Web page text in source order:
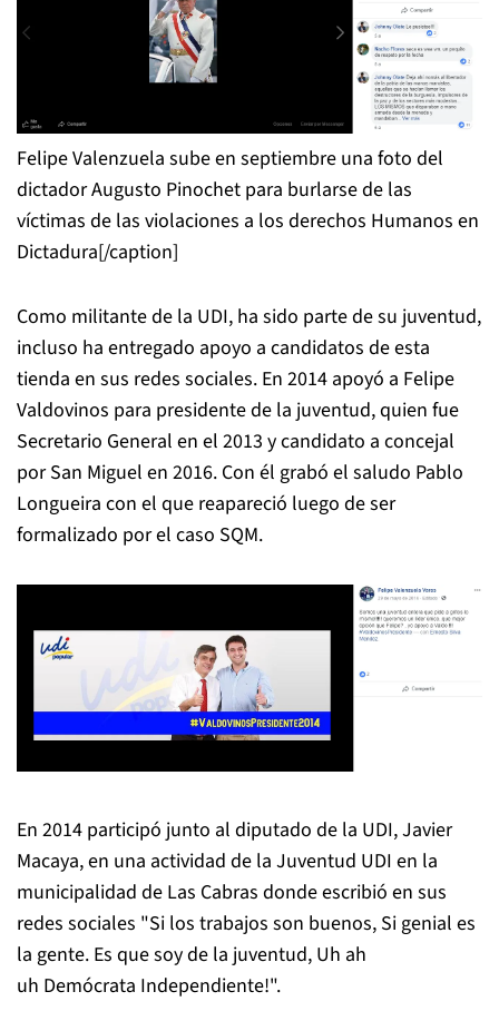
Felipe Valenzuela sube en septiembre una foto del
dictador Augusto Pinochet para burlarse de las
víctimas de las violaciones a los derechos Humanos en
Dictadura[/caption]
Como militante de la UDI, ha sido parte de su juventud,
incluso ha entregado apoyo a candidatos de esta
tienda en sus redes sociales. En 2014 apoyó a Felipe
Valdovinos para presidente de la juventud, quien fue
Secretario General en el 2013 y candidato a concejal
por San Miguel en 2016. Con él grabó el saludo Pablo
Longueira con el que reapareció luego de ser
formalizado por el caso SQM.
En 2014 participó junto al diputado de la UDI, Javier
Macaya, en una actividad de la Juventud UDI en la
municipalidad de Las Cabras donde escribió en sus
redes sociales "Si los trabajos son buenos, Si genial es
la gente. Es que soy de la juventud, Uh ah
uh Demócrata Independiente!".